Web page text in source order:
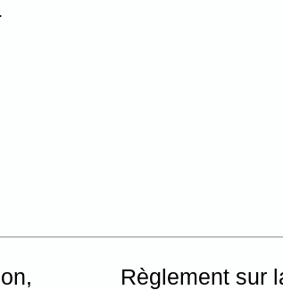
Règlement sur